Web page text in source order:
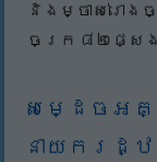
និងម្ចាស់រោង
ចក្រ ៨២ផ្សេង
សម្ដេចអគ្
នាយករដ្ឋ